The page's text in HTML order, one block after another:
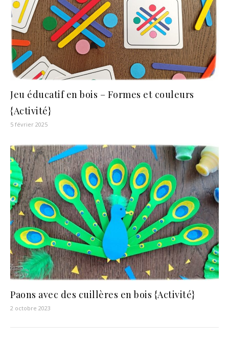
Jeu éducatif en bois – Formes et couleurs
{Activité}
5 février 2025
Paons avec des cuillères en bois {Activité}
2 octobre 2023